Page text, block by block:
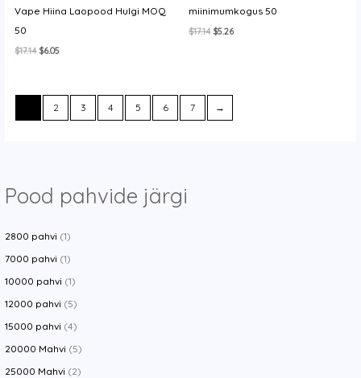
Pood pahvide järgi
2800 pahvi (1)
7000 pahvi (1)
10000 pahvi (1)
12000 pahvi (5)
15000 pahvi (4)
20000 Mahvi (5)
25000 Mahvi (2)
Vape Hiina Laopood Hulgi MOQ
50
$17.14Algne
$6.05Current
miinimumkogus 50
$17.14 Algne
$5.26Current
2 3 4 5 6 7 →